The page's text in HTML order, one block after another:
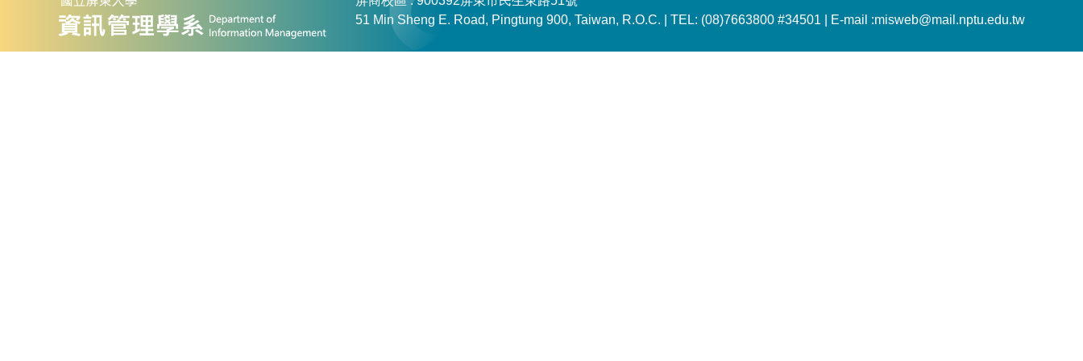
51 Min Sheng E. Road, Pingtung 900, Taiwan, R.O.C. | TEL: (08)7663800 #34501 | E-mail :misweb@mail.nptu.edu.tw